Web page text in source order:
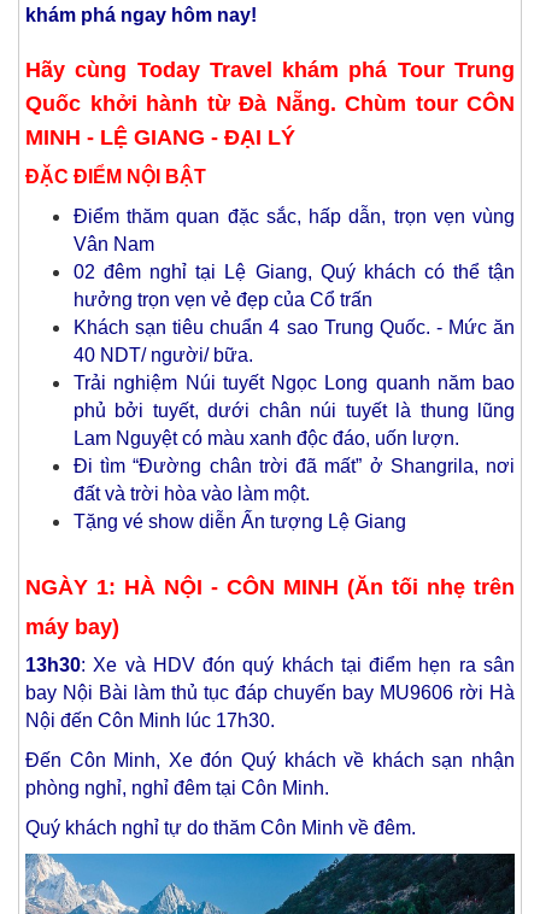
khám phá ngay hôm nay!
Hãy cùng Today Travel khám phá Tour Trung
Quốc khởi hành từ Đà Nẵng. Chùm tour CÔN
MINH - LỆ GIANG - ĐẠI LÝ
ĐẶC ĐIỂM NỘI BẬT
Điểm thăm quan đặc sắc, hấp dẫn, trọn vẹn vùng
Vân Nam
02 đêm nghỉ tại Lệ Giang, Quý khách có thể tận
hưởng trọn vẹn vẻ đẹp của Cổ trấn
Khách sạn tiêu chuẩn 4 sao Trung Quốc. - Mức ăn
40 NDT/ người/ bữa.
Trải nghiệm Núi tuyết Ngọc Long quanh năm bao
phủ bởi tuyết, dưới chân núi tuyết là thung lũng
Lam Nguyệt có màu xanh độc đáo, uốn lượn.
Đi tìm “Đường chân trời đã mất” ở Shangrila, nơi
đất và trời hòa vào làm một.
Tặng vé show diễn Ấn tượng Lệ Giang
NGÀY 1: HÀ NỘI - CÔN MINH (Ăn tối nhẹ trên
máy bay)
13h30: Xe và HDV đón quý khách tại điểm hẹn ra sân
bay Nội Bài làm thủ tục đáp chuyến bay MU9606 rời Hà
Nội đến Côn Minh lúc 17h30.
Đến Côn Minh, Xe đón Quý khách về khách sạn nhận
phòng nghỉ, nghỉ đêm tại Côn Minh.
Quý khách nghỉ tự do thăm Côn Minh về đêm.